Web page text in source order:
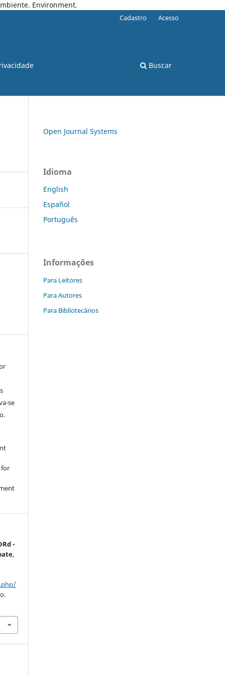
Environment.
Buscar
Cadastro Acesso
se
for
-
,
Open Journal Systems
Idioma
English
Español
Português
Informações
Para Leitores
Para Autores
Para Bibliotecários